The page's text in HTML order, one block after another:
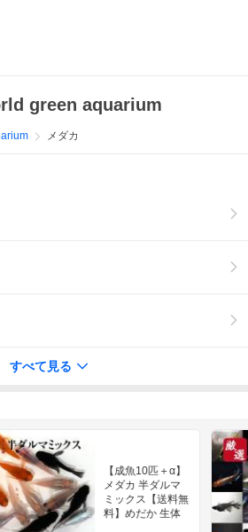
green aquarium
メダカ
すべて見る